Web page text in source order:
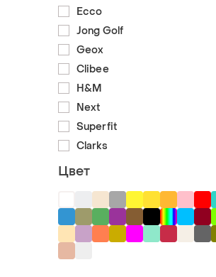
Ecco
Jong Golf
Geox
Clibee
H&M
Next
Superfit
Clarks
Цвет